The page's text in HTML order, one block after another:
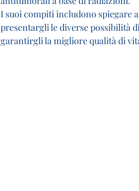
I suoi compiti includono spiegare
presentargli le diverse possibilità
garantirgli la migliore qualità di